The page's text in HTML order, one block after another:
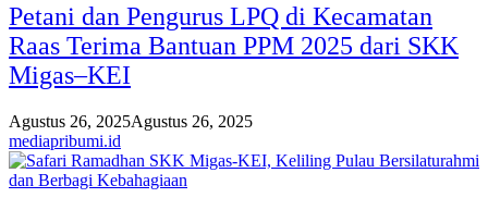
Petani dan Pengurus LPQ di Kecamatan
Raas Terima Bantuan PPM 2025 dari SKK
Migas–KEI
Agustus 26, 2025Agustus 26, 2025
mediapribumi.id